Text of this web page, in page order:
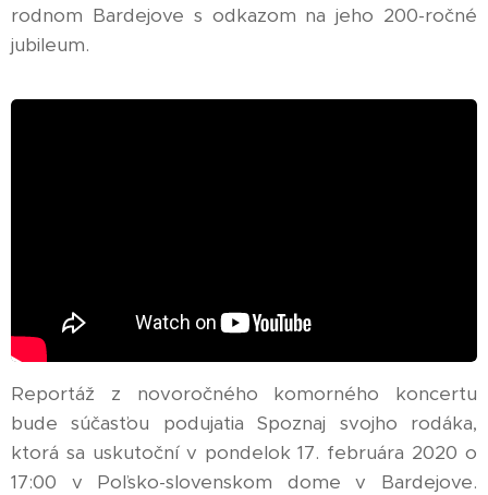
rodnom Bardejove s odkazom na jeho 200-ročné
jubileum.
Reportáž z novoročného komorného koncertu
bude súčasťou podujatia Spoznaj svojho rodáka,
ktorá sa uskutoční v pondelok 17. februára 2020 o
17:00 v Poľsko-slovenskom dome v Bardejove.